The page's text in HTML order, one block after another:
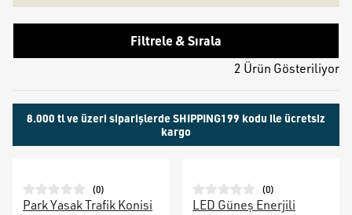
Filtrele & Sırala
2 Ürün Gösteriliyor
8.000 tl ve üzeri siparişlerde SHIPPING199 kodu ile ücretsiz
kargo
(0)
Park Yasak Trafik Konisi
(0)
LED Güneş Enerjili